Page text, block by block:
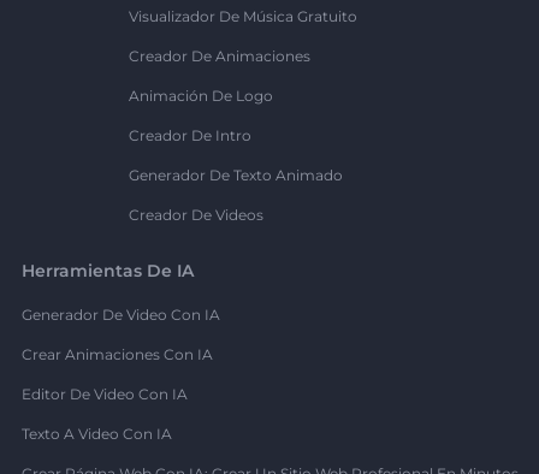
Visualizador De Música Gratuito
Creador De Animaciones
Animación De Logo
Creador De Intro
Generador De Texto Animado
Creador De Videos
Herramientas De IA
Generador De Video Con IA
Crear Animaciones Con IA
Editor De Video Con IA
Texto A Video Con IA